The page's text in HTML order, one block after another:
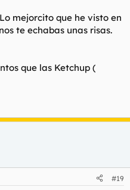
mejorcito que he visto en
te echabas unas risas.
que las Ketchup (
#19